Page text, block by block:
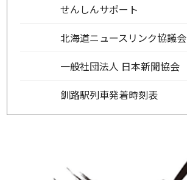
せんしんサポート
北海道ニュースリンク協議会
一般社団法人 日本新聞協会
釧路駅列車発着時刻表